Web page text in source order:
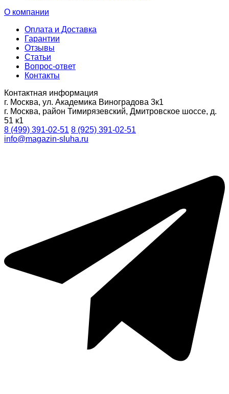
О компании
Оплата и Доставка
Гарантии
Отзывы
Статьи
Вопрос-ответ
Контакты
Контактная информация
г. Москва, ул. Академика Виноградова 3к1
г. Москва, район Тимирязевский, Дмитровское шоссе, д.
51 к1
8 (499) 391-02-51 8 (925) 391-02-51
info@magazin-sluha.ru